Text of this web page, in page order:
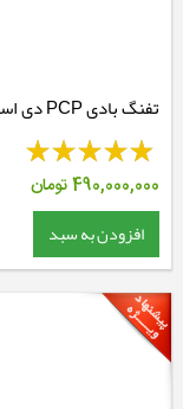
تفنگ بادی PCP دی استیت ایرولف ام سی تی Airwolf MCT
490,000,000تومان
افزودن به سبد